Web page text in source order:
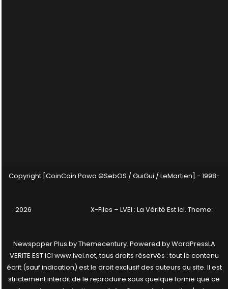
Copyright [CoinCoin Powa ©SebOS / GuiGui / LeMartien] - 1998-
2026 X-Files – LVEI : La Vérité Est Ici. Theme:
Newspaper Plus byThemecentury. Powered byWordPressLA
VERITE EST ICI www.lvei.net, tous droits réservés : tout le contenu
écrit (sauf indication) est le droit exclusif des auteurs du site. Il est
strictement interdit de le reproduire sous quelque forme que ce